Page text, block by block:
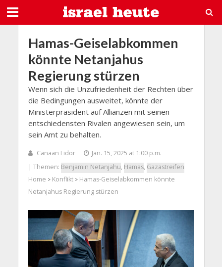
Hamas-Geiselabkommen
könnte Netanjahus
Regierung stürzen
Wenn sich die Unzufriedenheit der Rechten über
die Bedingungen ausweitet, könnte der
Ministerpräsident auf Allianzen mit seinen
entschiedensten Rivalen angewiesen sein, um
sein Amt zu behalten.
Canaan Lidor
Jan. 15, 2025 at 1:00 p.m.
| Themen: Benjamin Netanjahu, Hamas, Gazastreifen
Home > Konflikt> Hamas-Geiselabkommen könnte
Netanjahus Regierung stürzen